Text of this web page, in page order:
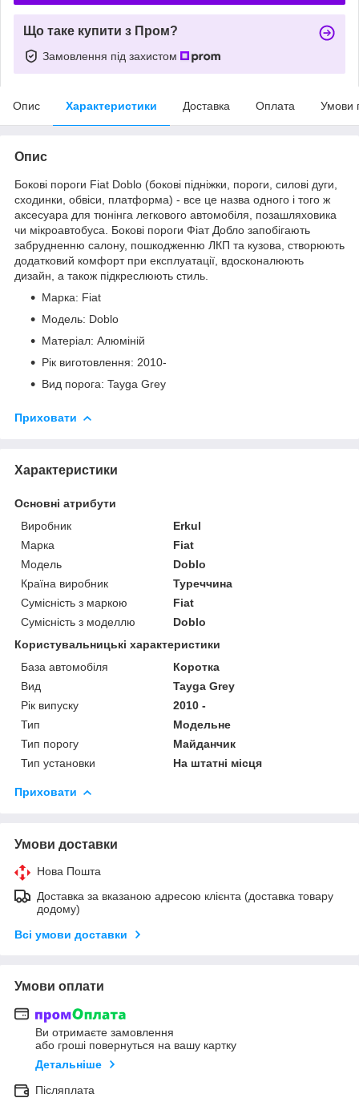
Що таке купити з Пром?
Замовлення під захистом
Опис Характеристики Доставка Оплата Умови
Опис
Бокові пороги Fiat Doblo (бокові підніжки, пороги, силові дуги,
сходинки, обвіси, платформа) - все це назва одного і того ж
аксесуара для тюнінга легкового автомобіля, позашляховика
чи мікроавтобуса. Бокові пороги Фіат Добло запобігають
забрудненню салону, пошкодженню ЛКП та кузова, створюють
додатковий комфорт при експлуатації, вдосконалюють
дизайн, а також підкреслюють стиль.
Марка: Fiat
Модель: Doblo
Матеріал: Алюміній
Рік виготовлення: 2010-
Вид порога: Tayga Grey
Приховати
Характеристики
Основні атрибути
Виробник
Erkul
Марка
Fiat
Модель
Doblo
Країна виробник
Туреччина
Сумісність з маркою
Fiat
Сумісність з моделлю
Doblo
Користувальницькі характеристики
База автомобіля
Коротка
Вид
Tayga Grey
Рік випуску
2010 -
Тип
Модельне
Тип порогу
Майданчик
Тип установки
На штатні місця
Приховати
Умови доставки
Нова Пошта
Доставка за вказаною адресою клієнта (доставка товару
додому)
Всі умови доставки
Умови оплати
Ви отримаєте замовлення
або гроші повернуться на вашу картку
Детальніше
Післяплата